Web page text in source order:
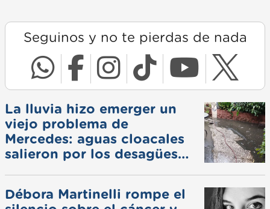
Seguinos y no te pierdas de nada
La lluvia hizo emerger un
viejo problema de
Mercedes: aguas cloacales
salieron por los desagües
Débora Martinelli rompe el